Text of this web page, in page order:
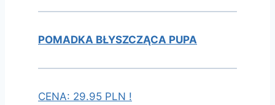
POMADKA BŁYSZCZĄCA PUPA
CENA: 29.95 PLN !